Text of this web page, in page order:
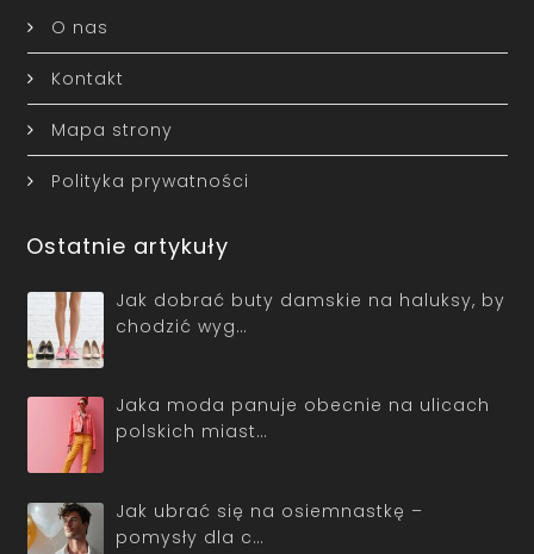
O nas
Kontakt
Mapa strony
Polityka prywatności
Ostatnie artykuły
Jak dobrać buty damskie na haluksy, by
chodzić wyg…
Jaka moda panuje obecnie na ulicach
polskich miast…
Jak ubrać się na osiemnastkę –
pomysły dla c…